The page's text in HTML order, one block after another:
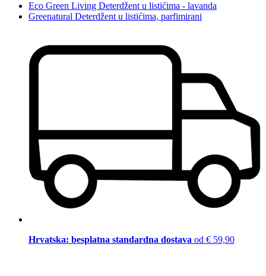
Eco Green Living Deterdžent u listićima - lavanda
Greenatural Deterdžent u listićima, parfimirani
Hrvatska: besplatna standardna dostava od € 59,90